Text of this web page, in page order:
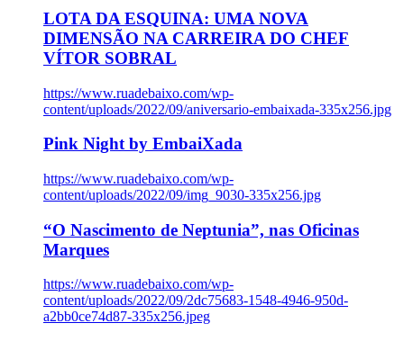
LOTA DA ESQUINA: UMA NOVA
DIMENSÃO NA CARREIRA DO CHEF
VÍTOR SOBRAL
https://www.ruadebaixo.com/wp-
content/uploads/2022/09/aniversario-embaixada-335x256.jpg
Pink Night by EmbaiXada
https://www.ruadebaixo.com/wp-
content/uploads/2022/09/img_9030-335x256.jpg
“O Nascimento de Neptunia”, nas Oficinas
Marques
https://www.ruadebaixo.com/wp-
content/uploads/2022/09/2dc75683-1548-4946-950d-
a2bb0ce74d87-335x256.jpeg